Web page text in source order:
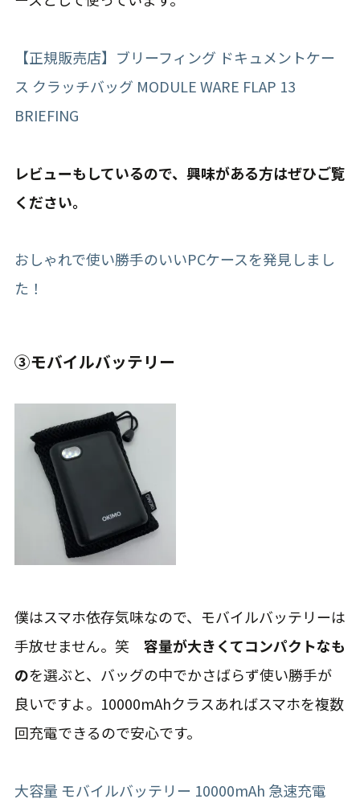
【正規販売店】ブリーフィング ドキュメントケー
ス クラッチバッグ MODULE WARE FLAP 13
BRIEFING
レビューもしているので、興味がある方はぜひご覧
ください。
おしゃれで使い勝手のいいPCケースを発見しまし
た！
③モバイルバッテリー
僕はスマホ依存気味なので、モバイルバッテリーは
手放せません。笑 容量が大きくてコンパクトなも
のを選ぶと、バッグの中でかさばらず使い勝手が
良いですよ。10000mAhクラスあればスマホを複数
回充電できるので安心です。
大容量 モバイルバッテリー 10000mAh 急速充電